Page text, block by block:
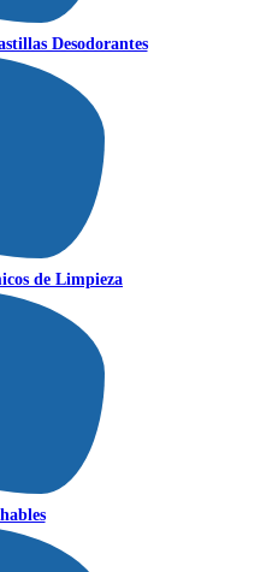
Desodorantes
de Limpieza